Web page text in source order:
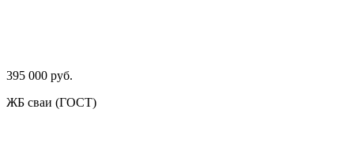
395 000 руб.
ЖБ сваи (ГОСТ)